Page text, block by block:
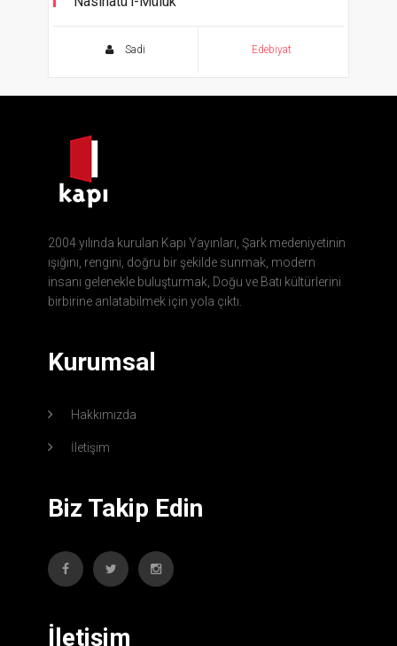
Sadi Edebiyat
2004 yılında kurulan Kapı Yayınları, Şark medeniyetinin
ışığını, rengini, doğru bir şekilde sunmak, modern
insanı gelenekle buluşturmak, Doğu ve Batı kültürlerini
birbirine anlatabilmek için yola çıktı.
Kurumsal
Hakkımızda
İletişim
Biz Takip Edin
İletişim